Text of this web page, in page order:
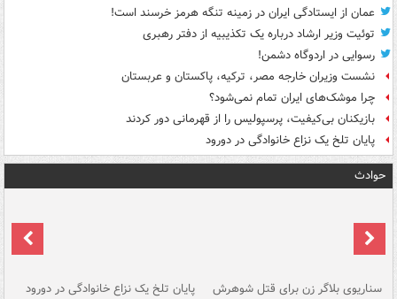
عمان از ایستادگی ایران در زمینه تنگه هرمز خرسند است!
توئیت وزیر ارشاد درباره یک تکذیبیه از دفتر رهبری
رسوایی در اردوگاه دشمن!
نشست وزیران خارجه مصر، ترکیه، پاکستان و عربستان
چرا موشک‌های ایران تمام نمی‌شود؟
بازیکنان بی‌کیفیت، پرسپولیس را از قهرمانی دور کردند
پایان تلخ یک نزاع خانوادگی در دورود
حوادث
سناریوی بلاگر زن برای قتل شوهرش پایان تلخ یک نزاع خانوادگی در دورود